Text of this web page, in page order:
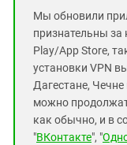
Мы обновили
признательны за
Play/App Store,
установки VPN
Дагестане,
можно
как обычно, и в
"ВКонтакте", "